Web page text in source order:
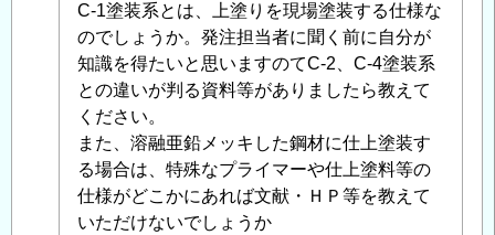
よ
る
「Re:
鋼
材
を
塗
装
（Ｃ
C-1塗装系とは、上塗りを現場塗装する仕様な
のでしょうか。発注担当者に聞く前に自分が
知識を得たいと思いますのてC-2、C-4塗装系
との違いが判る資料等がありましたら教えて
ください。
また、溶融亜鉛メッキした鋼材に仕上塗装す
る場合は、特殊なプライマーや仕上塗料等の
仕様がどこかにあれば文献・ＨＰ等を教えて
いただけないでしょうか